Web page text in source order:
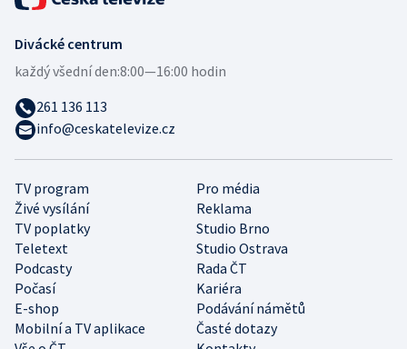
TV program
Pro média
Živé vysílání
Reklama
TV poplatky
Studio Brno
Teletext
Studio Ostrava
Podcasty
Rada ČT
Počasí
Kariéra
E-shop
Podávání námětů
Mobilní a TV aplikace
Časté dotazy
Divácké centrum
každý všední den:8:00—16:00 hodin
261 136 113
info@ceskatelevize.cz